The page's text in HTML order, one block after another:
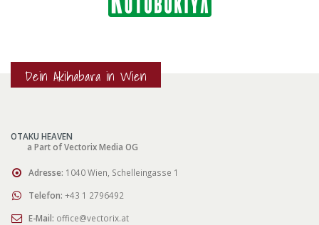
Dein Akihabara in Wien
OTAKU HEAVEN
a Part of Vectorix Media OG
Adresse: 1040 Wien, Schelleingasse 1
Telefon: +43 1 2796492
E-Mail: office@vectorix.at